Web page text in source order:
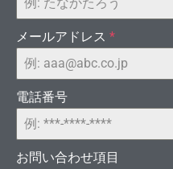
メールアドレス *
電話番号
お問い合わせ項目